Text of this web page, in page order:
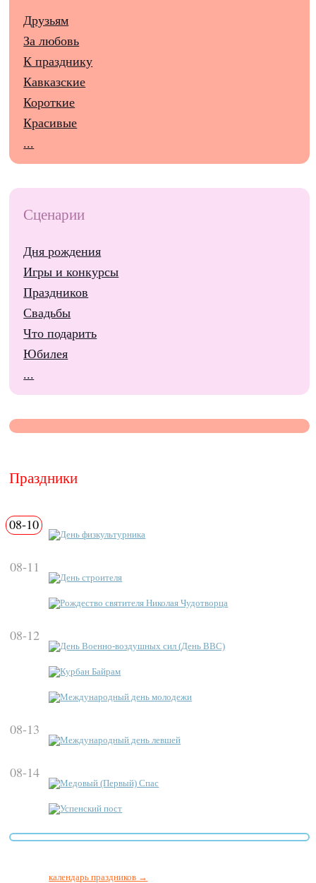
Друзьям
За любовь
К празднику
Кавказские
Короткие
Красивые
...
Сценарии
Дня рождения
Игры и конкурсы
Праздников
Свадьбы
Что подарить
Юбилея
...
Праздники
08-10
День физкультурника
08-11
День строителя
Рождество святителя Николая Чудотворца
08-12
День Военно-воздушных сил (День ВВС)
Курбан Байрам
Международный день молодежи
08-13
Международный день левшей
08-14
Медовый (Первый) Спас
Успенский пост
календарь праздников →